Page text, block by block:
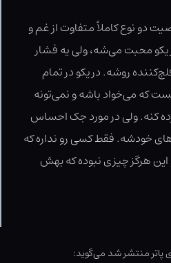
دو نوع کاملاً متفاوت از غم و
محبت می‌شه، ولی یه فشار
روشه. دریکو در تمام
که می‌خواد باشه و نمی‌تونه
کنه. ولی در مورد جک احساس
خودشه. فقط کسی رو نداره که
هرگز چیزی نبوده که بهش
پاتر منتشر شد می‌گوید: